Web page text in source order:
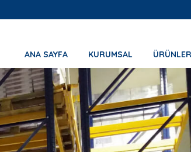
ANA SAYFA KURUMSAL ÜRÜNLER